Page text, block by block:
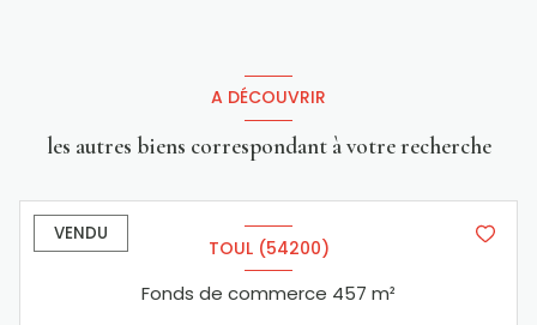
A DÉCOUVRIR
les autres biens correspondant à votre recherche
VENDU
TOUL (54200)
Fonds de commerce 457 m²